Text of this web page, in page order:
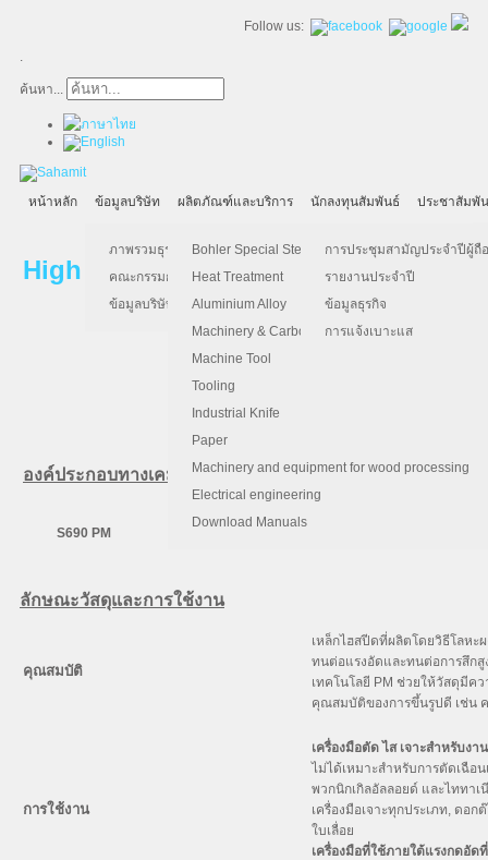
Follow us:
.
ค้นหา...
หน้าหลัก ข้อมูลบริษัท
ภาพรวมธุรกิจ
คณะกรรมการบริษัท
ข้อมูลบริษัท
ผลิตภัณฑ์และบริการ
Bohler Special Steel
Heat Treatment
Aluminium Alloy
Machinery & Carbon Steels
Machine Tool
Tooling
Industrial Knife
Paper
Machinery and equipment for wood processing
Electrical engineering
Download Manuals
นักลงทุนสัมพันธ์
การประชุมสามัญประจำปีผู้ถื
รายงานประจำปี
ข้อมูลธุรกิจ
การแจ้งเบาะแส
ประชาสัมพั
High Speed Steel (เหล็กแข็งไฮสปีด)
องค์ประกอบทางเคมี (เฉลี่ย %)
S690 PM
ลักษณะวัสดุและการใช้งาน
คุณสมบัติ
เหล็กไฮสปีดที่ผลิตโดยวิธีโลห
ทนต่อแรงอัดและทนต่อการสึกสู
เทคโนโลยี PM ช่วยให้วัสดุมีค
คุณสมบัติของการขึ้นรูปดี เช่น ค
การใช้งาน
เครื่องมือตัด ไส เจาะสำหรับงา
ไม่ได้เหมาะสำหรับการตัดเฉือ
พวกนิกเกิลอัลลอยด์ และไททา
เครื่องมือเจาะทุกประเภท, ดอ
ใบเลื่อย
เครื่องมือที่ใช้ภายใต้แรงกดอัด